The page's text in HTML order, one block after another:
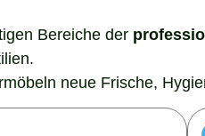
Bereiche der
neue Frische,